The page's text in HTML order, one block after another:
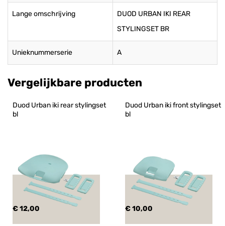
Lange omschrijving
DUOD URBAN IKI REAR
STYLINGSET BR
Unieknummerserie A
Vergelijkbare producten
Duod Urban iki rear stylingset
bl
€ 12,00
Duod Urban iki front stylingset
bl
€ 10,00